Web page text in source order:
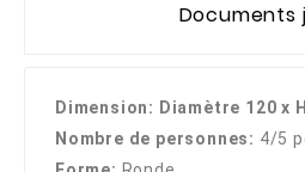
Documents
Dimension: Diamètre 120 x
Nombre de personnes: 4/5